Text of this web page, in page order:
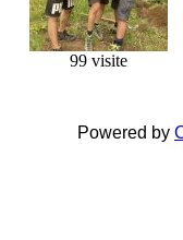
99 visite
Powered by